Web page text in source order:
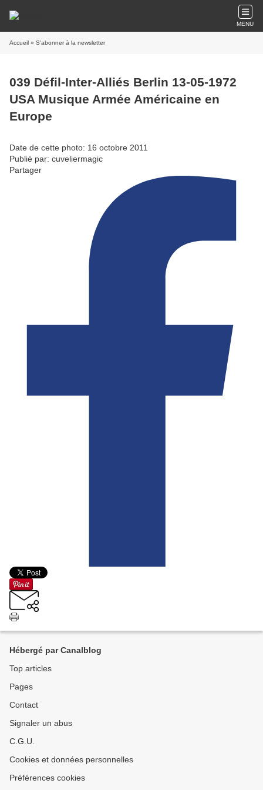
MENU
Accueil » S'abonner à la newsletter
039 Défil-Inter-Alliés Berlin 13-05-1972
USA Musique Armée Américaine en
Europe
Date de cette photo: 16 octobre 2011
Publié par: cuveliermagic
Partager
Hébergé par Canalblog
Top articles
Pages
Contact
Signaler un abus
C.G.U.
Cookies et données personnelles
Préférences cookies